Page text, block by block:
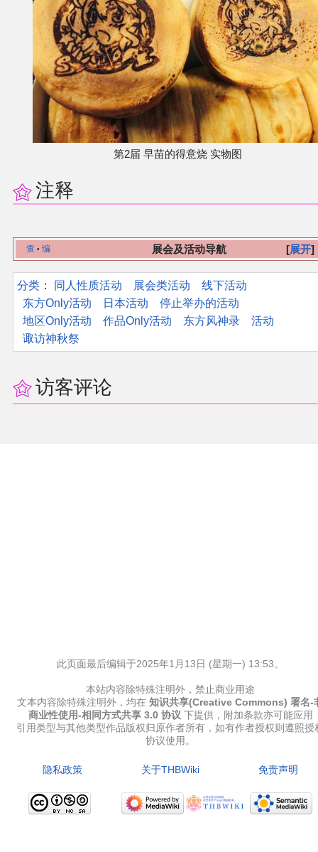
第2届 早苗的得意烧 实物图
注释
展开
查 • 编 展会及活动导航
分类 ：​ 同人性质活动 展会类活动
线下活动
东方Only活动
日本活动
停止举办的活动
地区Only活动
作品Only活动 东方风神录
活动
诹访神秋祭
访客评论
此页面最后编辑于2025年1月13日 (星期一) 13:53。
本站内容除特殊注明外，禁止商业用途
文本内容除特殊注明外，均在 知识共享(Creative Commons) 署名-
商业性使用-相同方式共享 3.0 协议 下提供，附加条款亦可能应用
引用类型与其他类型作品版权归原作者所有，如有作者授权则遵照授
协议使用。
隐私政策 关于THBWiki 免责声明